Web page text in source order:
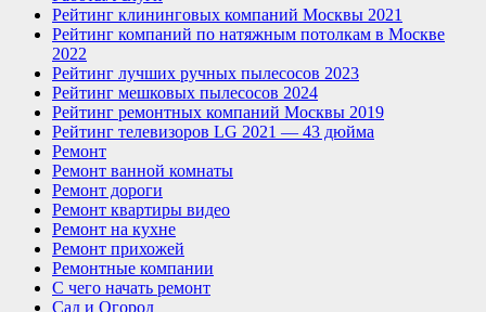
Рейтинг клининговых компаний Москвы 2021
Рейтинг компаний по натяжным потолкам в Москве
2022
Рейтинг лучших ручных пылесосов 2023
Рейтинг мешковых пылесосов 2024
Рейтинг ремонтных компаний Москвы 2019
Рейтинг телевизоров LG 2021 — 43 дюйма
Ремонт
Ремонт ванной комнаты
Ремонт дороги
Ремонт квартиры видео
Ремонт на кухне
Ремонт прихожей
Ремонтные компании
С чего начать ремонт
Сад и Огород